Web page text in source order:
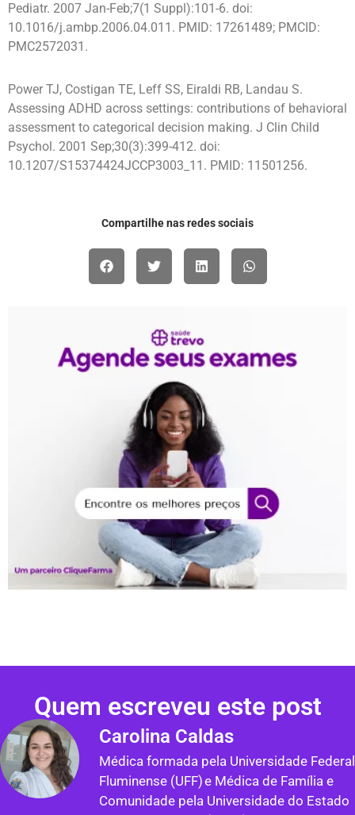
Pediatr. 2007 Jan-Feb;7(1 Suppl):101-6. doi:
10.1016/j.ambp.2006.04.011. PMID: 17261489; PMCID:
PMC2572031.
Power TJ, Costigan TE, Leff SS, Eiraldi RB, Landau S.
Assessing ADHD across settings: contributions of behavioral
assessment to categorical decision making. J Clin Child
Psychol. 2001 Sep;30(3):399-412. doi:
10.1207/S15374424JCCP3003_11. PMID: 11501256.
Compartilhe nas redes sociais
Quem escreveu este post
Carolina Caldas
Médica formada pela Universidade Federal
Fluminense (UFF) e Médica de Família e
Comunidade pela Universidade do Estado